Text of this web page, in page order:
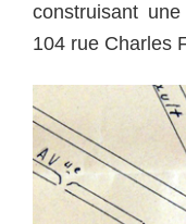
construisant
104 rue Charles